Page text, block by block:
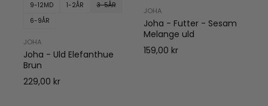
9-12MD
1-2ÅR
3-5ÅR
6-9ÅR
JOHA
Joha - Uld Elefanthue
Brun
229,00 kr
JOHA
Joha - Futter - Sesam
Melange uld
159,00 kr